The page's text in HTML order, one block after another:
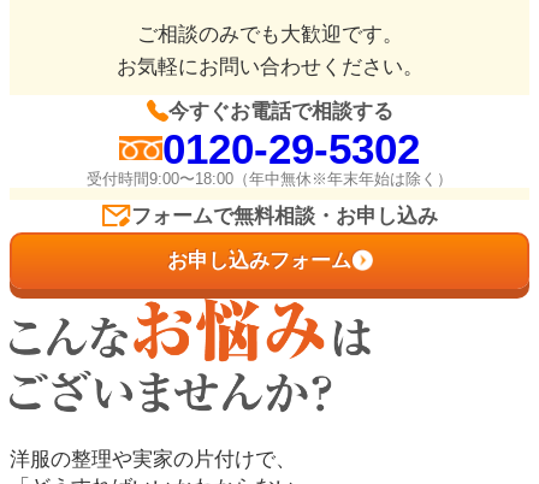
ご相談のみでも大歓迎です。
お気軽にお問い合わせください。
今すぐお電話で相談する
0120-29-5302
受付時間9:00〜18:00（年中無休※年末年始は除く）
フォームで無料相談・お申し込み
お申し込みフォーム
洋服の整理や実家の片付けで、